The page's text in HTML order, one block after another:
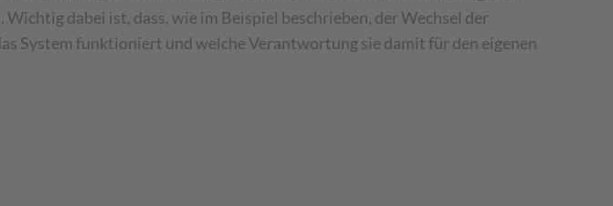
dabei ist, dass, wie im Beispiel beschrieben, der Wechsel der
System funktioniert und welche Verantwortung sie damit für den eigenen